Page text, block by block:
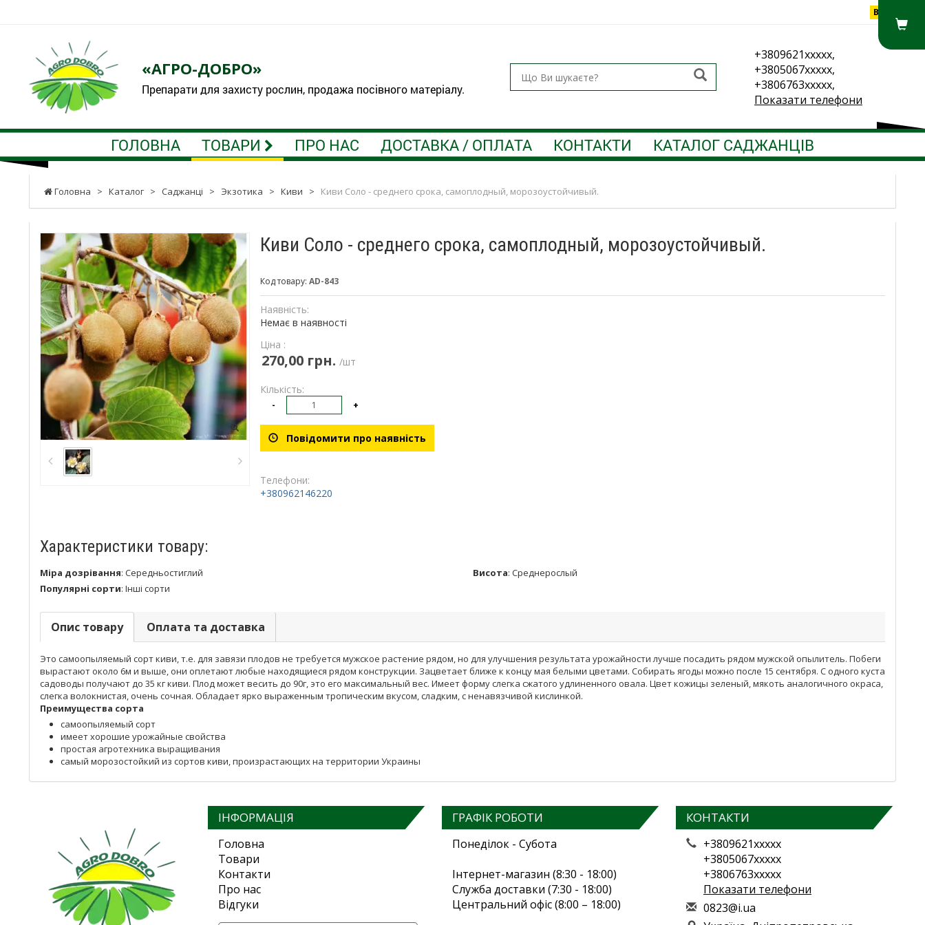
Вхід
«АГРО-ДОБРО»
Препарати для захисту рослин, продажа посівного матеріалу.
+3809621xxxxx,
+3805067xxxxx,
+3806763xxxxx,
Показати телефони
ГОЛОВНА ТОВАРИ ПРО НАС ДОСТАВКА / ОПЛАТА КОНТАКТИ КАТАЛОГ САДЖАНЦІВ
Головна > Каталог > Саджанці > Экзотика > Киви > Киви Соло - среднего срока, самоплодный, морозоустойчивый.
Киви Соло - среднего срока, самоплодный, морозоустойчивый.
Код товару: AD-843
Наявність:
Немає в наявності
Ціна :
270,00 грн. /шт
Кількість:
- +
Повідомити про наявність
Телефони:
+380962146220
Характеристики товару:
Міра дозрівання: Середньостиглий Висота: Среднерослый
Популярні сорти: Інші сорти
Опис товару Оплата та доставка
Это самоопыляемый сорт киви, т.е. для завязи плодов не требуется мужское растение рядом, но для улучшения результата урожайности лучше посадить рядом мужской опылитель. Побеги
вырастают около 6м и выше, они оплетают любые находящиеся рядом конструкции. Зацветает ближе к концу мая белыми цветами. Собирать ягоды можно после 15 сентября. С одного куста
садоводы получают до 35 кг киви. Плод может весить до 90г, это его максимальный вес. Имеет форму слегка сжатого удлиненного овала. Цвет кожицы зеленый, мякоть аналогичного окраса,
слегка волокнистая, очень сочная. Обладает ярко выраженным тропическим вкусом, сладким, с ненавязчивой кислинкой.
Преимущества сорта
самоопыляемый сорт
имеет хорошие урожайные свойства
простая агротехника выращивания
самый морозостойкий из сортов киви, произрастающих на территории Украины
ІНФОРМАЦІЯ
Головна
Товари
Контакти
Про нас
Відгуки
ГРАФІК РОБОТИ
Понеділок - Субота
Інтернет-магазин (8:30 - 18:00)
Служба доставки (7:30 - 18:00)
Центральний офіс (8:00 – 18:00)
КОНТАКТИ
+3809621xxxxx
+3805067xxxxx
+3806763xxxxx
Показати телефони
0823@i.ua